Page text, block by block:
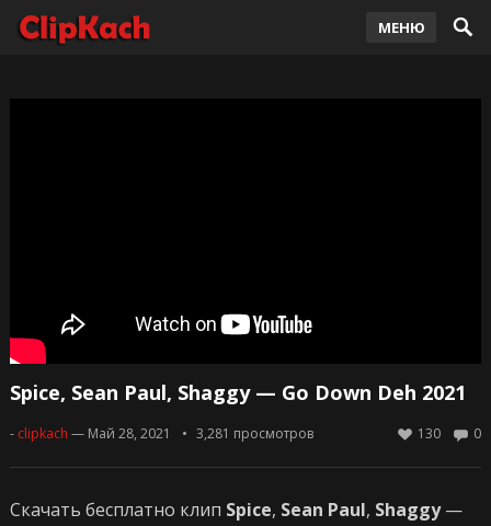
МЕНЮ
Spice, Sean Paul, Shaggy — Go Down Deh 2021
- clipkach — Май 28, 2021 3,281 просмотров 0
130
Скачать бесплатно клип Spice, Sean Paul, Shaggy—